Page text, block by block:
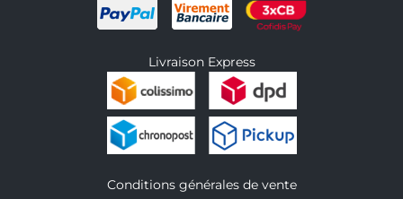
Livraison Express
Conditions générales de vente